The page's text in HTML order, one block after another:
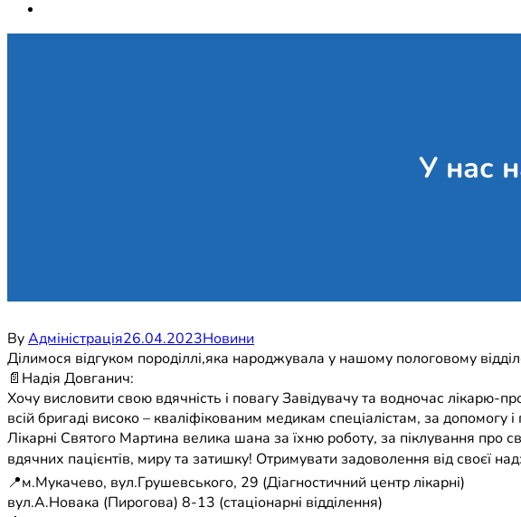
У нас
ByАдміністрація26.04.2023Новини
Ділимося відгуком породіллі,яка народжувала у нашому пологовому
📄Надія Довганич:
Хочу висловити свою вдячність і повагу Завідувачу та водночас
всій бригаді високо – кваліфікованим медикам спеціалістам, за допомогу
Лікарні Святого Мартина велика шана за їхню роботу, за піклування про
вдячних пацієнтів, миру та затишку! Отримувати задоволення від своєї
📍м.Мукачево, вул.Грушевського, 29 (Діагностичний центр лікарні)
вул.А.Новака (Пирогова) 8-13 (стаціонарні відділення)